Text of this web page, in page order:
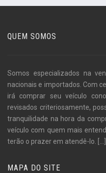
QUEM SOMOS
Somos especializados na
nacionais e importados. Com
irá comprar seu veículo
revisados criteriosamente,
tranquilidade na hora da
veículo com quem mais
terão o prazer em atendê-lo. [...]
MAPA DO SITE